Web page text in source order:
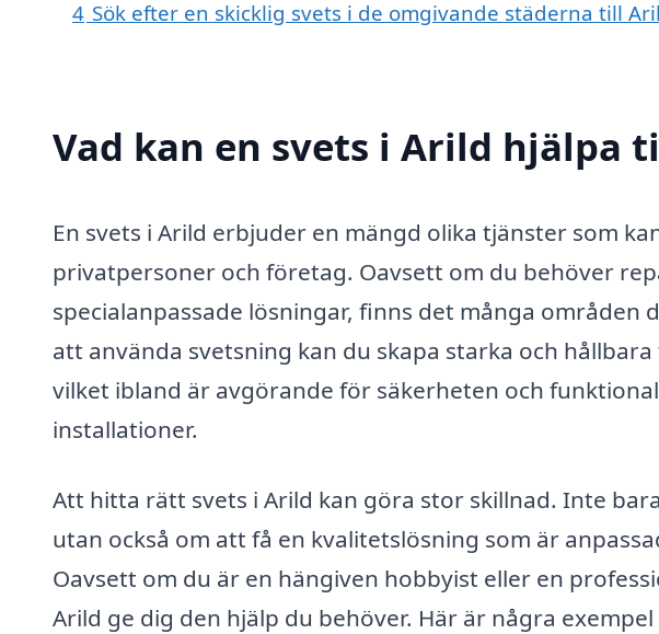
4 Sök efter en skicklig svets i de omgivande städerna till
Vad kan en svets i Arild hjälpa
En svets i Arild erbjuder en mängd olika tjänster som
privatpersoner och företag. Oavsett om du behöver
specialanpassade lösningar, finns det många områden
att använda svetsning kan du skapa starka och
vilket ibland är avgörande för säkerheten och
installationer.
Att hitta rätt svets i Arild kan göra stor skillnad. Inte
utan också om att få en kvalitetslösning som är
Oavsett om du är en hängiven hobbyist eller en
Arild ge dig den hjälp du behöver. Här är några